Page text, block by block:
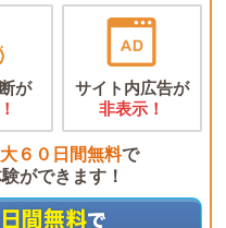
が
サイト内広告が
非表示！
６０日間無料で
ができます！